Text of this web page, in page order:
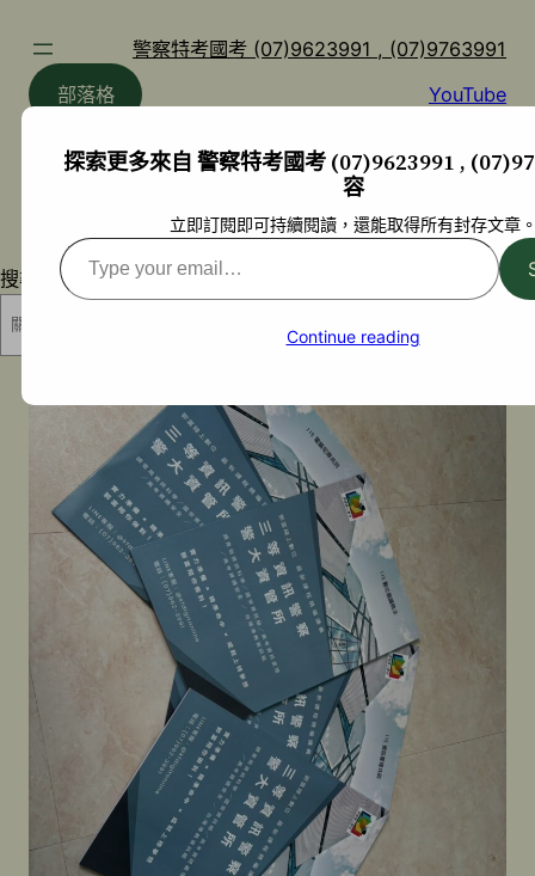
警察特考國考 (07)9623991 , (07)9763991
部落格
YouTube
搜尋
探索更多來自 警察特考國考 (07)9623991 ,
容
立即訂閱即可持續閱讀，還能取得所有封存文章
Type
your
Continue reading